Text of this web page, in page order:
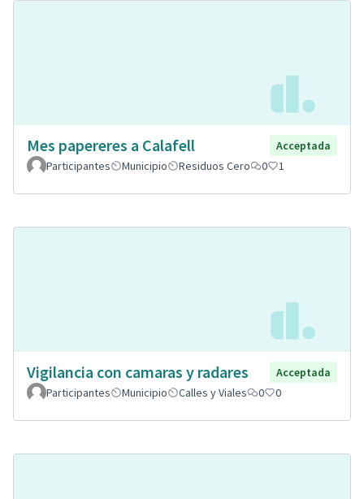
Mes papereres a Calafell
Acceptada
Participantes
Municipio Residuos Cero 0 1
Vigilancia con camaras y radares
Acceptada
Participantes
Municipio Calles y Viales 0 0